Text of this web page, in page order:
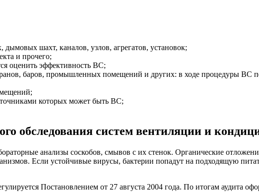
шахт, каналов, узлов, агрегатов, установок;
и прочего;
оценить эффективность ВС;
баров, промышленных помещений и других: в ходе процедуры ВС
которых может быть ВС;
обследования систем вентиляции и
анализы соскобов, смывов с их стенок. Органические
Если устойчивые вирусы, бактерии попадут на подходящую
Постановлением от 27 августа 2004 года. По итогам аудита